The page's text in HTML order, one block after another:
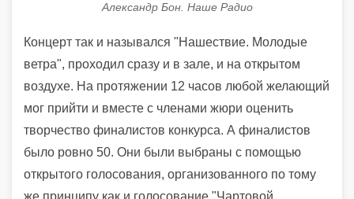
Александр Бон. Наше Радио
Концерт так и назывался "Нашествие. Молодые
ветра", проходил сразу и в зале, и на открытом
воздухе. На протяжении 12 часов любой желающий
мог прийти и вместе с членами жюри оценить
творчество финалистов конкурса. А финалистов
было ровно 50. Они были выбраны с помощью
открытого голосования, организованного по тому
же принципу как и голосование "Чартовой